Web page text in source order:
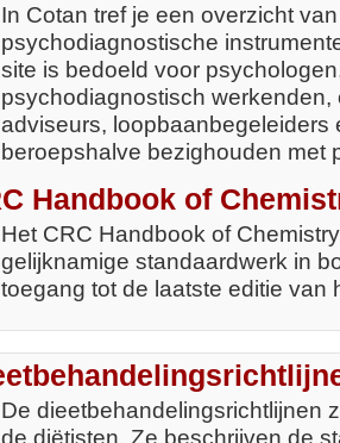
In Cotan tref je een overzicht
psychodiagnostische
site is bedoeld voor
psychodiagnostisch
adviseurs, loopbaanbegeleiders
beroepshalve bezighouden met
Handbook of
Het CRC Handbook of
gelijknamige standaardwerk in
toegang tot de laatste editie van
De dieetbehandelingsrichtlijnen
de diëtisten. Ze beschrijven de